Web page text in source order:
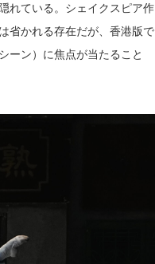
れている。シェイクスピア作
省かれる存在だが、香港版で
ーン）に焦点が当たること